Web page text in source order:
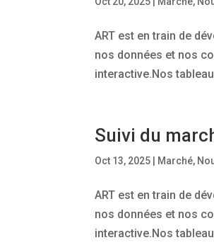
ART est en train de
nos données et nos
interactive.Nos
Suivi du
Oct 13, 2025 Marché,
ART est en train de
nos données et nos
interactive.Nos